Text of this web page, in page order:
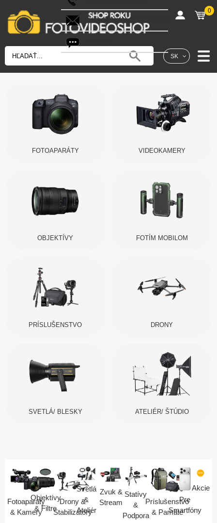
SK
shop@fotovideoshop.sk
0
FOTOAPARÁTY VIDEOKAMERY
OBJEKTÍVY FOTÍM MOBILOM
PRÍSLUŠENSTVO DRONY
SVETLÁ/ BLESKY ATELIÉR/ ŠTÚDIO
Fotoaparáty
& Kamery
Objektívy
& Filtre
Drony &
Stabilizátory
Svetlá
&
Ateliér
Zvuk &
Stream
Statívy
&
Podpora
Príslušenstvo
& Pamäte
Pre
Smartfóny
Akcie